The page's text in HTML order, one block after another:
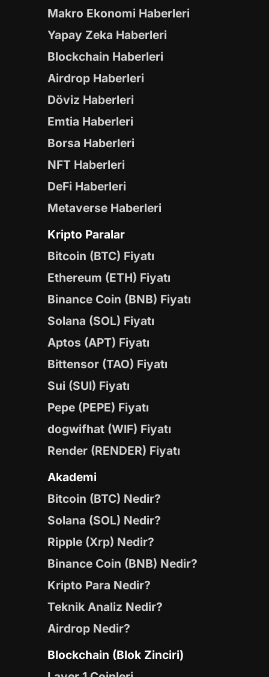
Makro Ekonomi Haberleri
Yapay Zeka Haberleri
Blockchain Haberleri
Airdrop Haberleri
Döviz Haberleri
Emtia Haberleri
Borsa Haberleri
NFT Haberleri
DeFi Haberleri
Metaverse Haberleri
Kripto Paralar
Bitcoin (BTC) Fiyatı
Ethereum (ETH) Fiyatı
Binance Coin (BNB) Fiyatı
Solana (SOL) Fiyatı
Aptos (APT) Fiyatı
Bittensor (TAO) Fiyatı
Sui (SUI) Fiyatı
Pepe (PEPE) Fiyatı
dogwifhat (WIF) Fiyatı
Render (RENDER) Fiyatı
Akademi
Bitcoin (BTC) Nedir?
Solana (SOL) Nedir?
Ripple (Xrp) Nedir?
Binance Coin (BNB) Nedir?
Kripto Para Nedir?
Teknik Analiz Nedir?
Airdrop Nedir?
Blockchain (Blok Zinciri)